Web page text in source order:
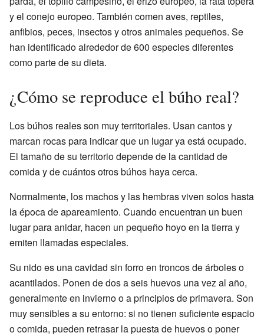
y el conejo europeo. También comen aves, reptiles,
anfibios, peces, insectos y otros animales pequeños. Se
han identificado alrededor de 600 especies diferentes
como parte de su dieta.
¿Cómo se reproduce el búho real?
Los búhos reales son muy territoriales. Usan cantos y
marcan rocas para indicar que un lugar ya está ocupado.
El tamaño de su territorio depende de la cantidad de
comida y de cuántos otros búhos haya cerca.
Normalmente, los machos y las hembras viven solos hasta
la época de apareamiento. Cuando encuentran un buen
lugar para anidar, hacen un pequeño hoyo en la tierra y
emiten llamadas especiales.
Su nido es una cavidad sin forro en troncos de árboles o
acantilados. Ponen de dos a seis huevos una vez al año,
generalmente en invierno o a principios de primavera. Son
muy sensibles a su entorno: si no tienen suficiente espacio
o comida, pueden retrasar la puesta de huevos o poner